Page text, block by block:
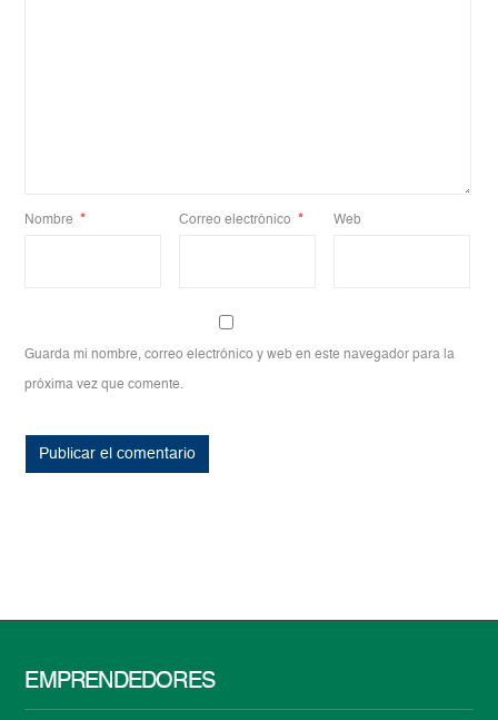
Nombre * Correo electrónico * Web
Guarda mi nombre, correo electrónico y web en este navegador para la
próxima vez que comente.
EMPRENDEDORES